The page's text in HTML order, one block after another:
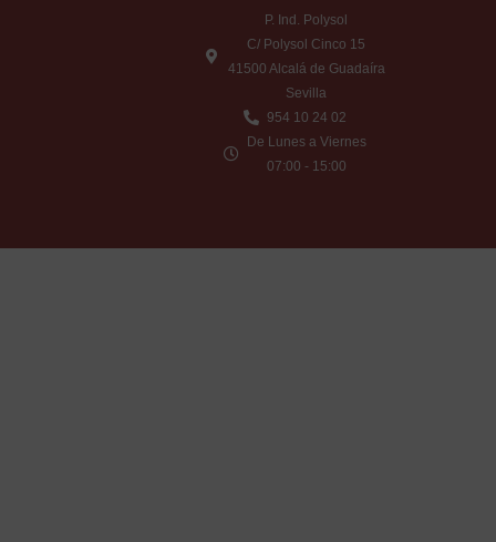
P. Ind. Polysol
C/ Polysol Cinco 15
41500 Alcalá de Guadaíra
Sevilla
954 10 24 02
De Lunes a Viernes
07:00 - 15:00